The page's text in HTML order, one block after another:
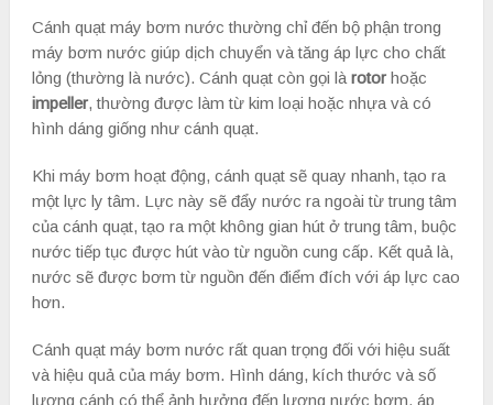
Cánh quạt máy bơm nước thường chỉ đến bộ phận trong
máy bơm nước giúp dịch chuyển và tăng áp lực cho chất
lỏng (thường là nước). Cánh quạt còn gọi làrotorhoặc
impeller, thường được làm từ kim loại hoặc nhựa và có
hình dáng giống như cánh quạt.
Khi máy bơm hoạt động, cánh quạt sẽ quay nhanh, tạo ra
một lực ly tâm. Lực này sẽ đẩy nước ra ngoài từ trung tâm
của cánh quạt, tạo ra một không gian hút ở trung tâm, buộc
nước tiếp tục được hút vào từ nguồn cung cấp. Kết quả là,
nước sẽ được bơm từ nguồn đến điểm đích với áp lực cao
hơn.
Cánh quạt máy bơm nước rất quan trọng đối với hiệu suất
và hiệu quả của máy bơm. Hình dáng, kích thước và số
lượng cánh có thể ảnh hưởng đến lượng nước bơm, áp